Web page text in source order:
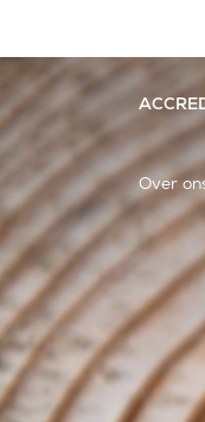
Over